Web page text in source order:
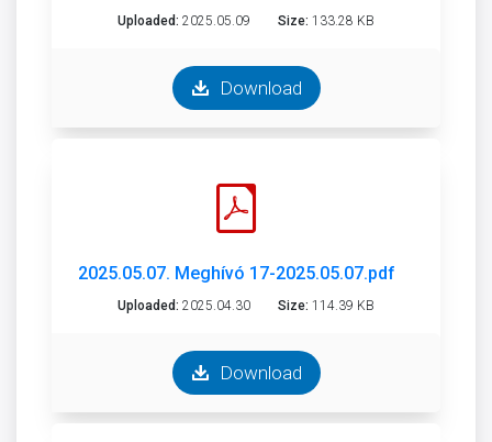
Uploaded: 2025.05.09 Size: 133.28 KB
Download
2025.05.07. Meghívó 17-2025.05.07.pdf
Uploaded: 2025.04.30 Size: 114.39 KB
Download